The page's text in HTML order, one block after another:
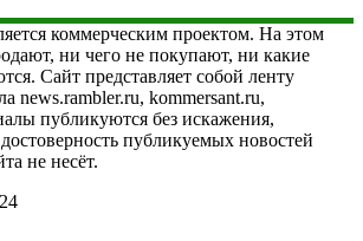
коммерческим проектом. На этом
ни чего не покупают, ни какие
Сайт представляет собой ленту
news.rambler.ru, kommersant.ru,
публикуются без искажения,
достоверность публикуемых новостей
не несёт.